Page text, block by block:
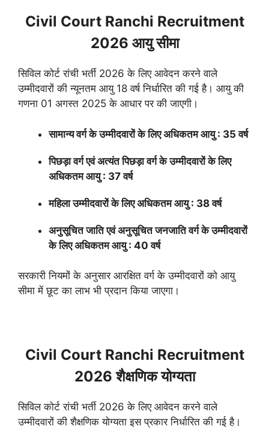
Civil Court Ranchi Recruitment
2026 आयु सीमा
सिविल कोर्ट रांची भर्ती 2026 के लिए आवेदन करने वाले
उम्मीदवारों की न्यूनतम आयु 18 वर्ष निर्धारित की गई है। आयु की
गणना 01 अगस्त 2025 के आधार पर की जाएगी।
सामान्य वर्ग के उम्मीदवारों के लिए अधिकतम आयु : 35 वर्ष
पिछड़ा वर्ग एवं अत्यंत पिछड़ा वर्ग के उम्मीदवारों के लिए
अधिकतम आयु : 37 वर्ष
महिला उम्मीदवारों के लिए अधिकतम आयु : 38 वर्ष
अनुसूचित जाति एवं अनुसूचित जनजाति वर्ग के उम्मीदवारों
के लिए अधिकतम आयु : 40 वर्ष
सरकारी नियमों के अनुसार आरक्षित वर्ग के उम्मीदवारों को आयु
सीमा में छूट का लाभ भी प्रदान किया जाएगा।
Civil Court Ranchi Recruitment
2026 शैक्षणिक योग्यता
सिविल कोर्ट रांची भर्ती 2026 के लिए आवेदन करने वाले
उम्मीदवारों की शैक्षणिक योग्यता इस प्रकार निर्धारित की गई है।